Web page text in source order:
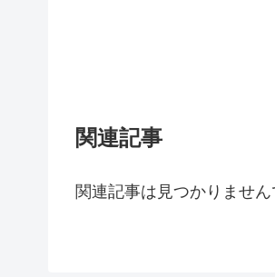
関連記事
関連記事は見つかりません